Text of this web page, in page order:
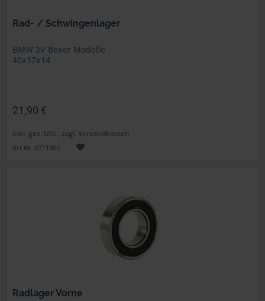
Rad- / Schwingenlager
BMW 2V Boxer Modelle
40x17x14
21,90 €
inkl. ges. USt., zzgl. Versandkosten
Art.Nr. 0711005
Radlager Vorne